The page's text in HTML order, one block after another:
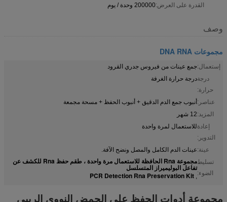
القدرة على العرض:200000 وحدة / يوم
وصف
مجموعات DNA RNA
إستعمال:جمع عينات من فيروس جدري القرود
درجة
حرارة:
درجة حرارة الغرفة
عناصر:أنبوب جمع الدم الدقيق + أنبوب الحفظ + مسحة مجمعة
المزيد:12 شهر
إعادة
التدوير:
للاستعمال لمرة واحدة
عينة:عينات الدم الكامل والمصل ونضح الآفة.
تسليط
الضوء:
مجموعة Rna الحافظة للاستعمال مرة واحدة ، طقم حفظ Rna للكشف عن
تفاعل البوليميراز المتسلسل
,
PCR Detection Rna Preservation Kit
مجموعة أدوات الحفظ على الحمض النووي الريبي